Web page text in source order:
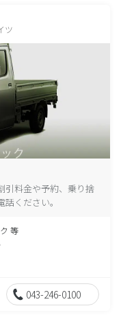
ツ
引料金や予約、乗り捨
ください。
等
043-246-0100